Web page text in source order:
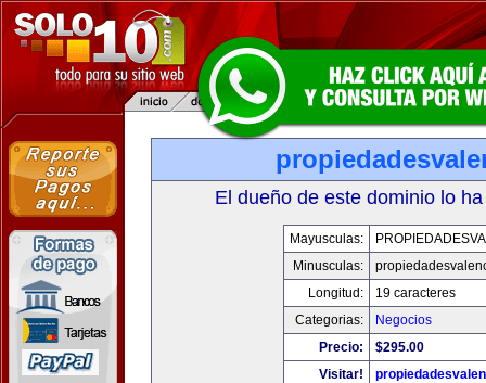
El dueño de este dominio lo
Mayusculas:
Minusculas:
Longitud:
19 caracteres
Categorias:
Negocios
Precio:
$295.00
Visitar!